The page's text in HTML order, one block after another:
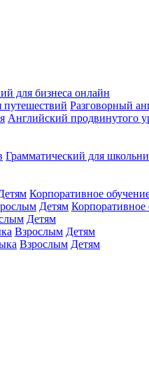
для бизнеса онлайн
путешествий Разговорный
Английский продвинутого
Грамматический для
Корпоративное
Детям Корпоративное
Детям
Взрослым Детям
Взрослым Детям